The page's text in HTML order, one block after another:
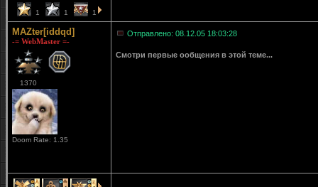
1 1 1
MAZter[iddqd]
-= WebMaster =-
1370
Doom Rate: 1.35
Отправлено: 08.12.05 18:03:28
Смотри первые ообщения в этой теме...